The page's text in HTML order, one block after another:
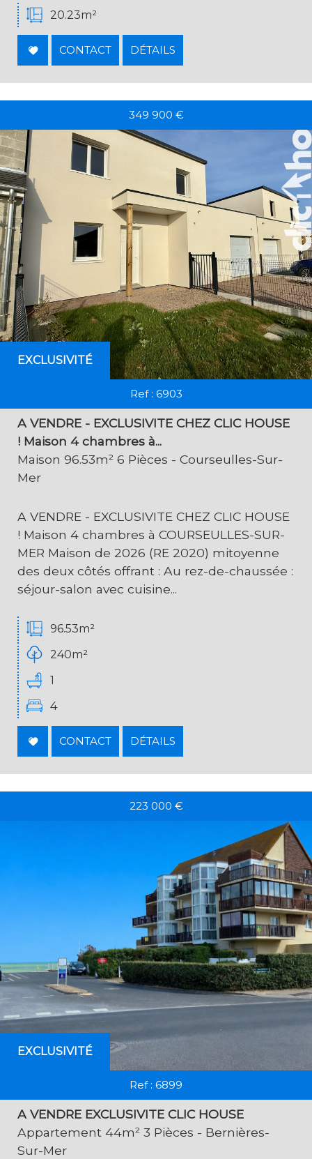
20.23m²
CONTACT DÉTAILS
EXCLUSIVITÉ
349 900 €
Ref : 6903
A VENDRE - EXCLUSIVITE CHEZ CLIC HOUSE
! Maison 4 chambres à...
Maison 96.53m² 6 Pièces - Courseulles-Sur-
Mer
A VENDRE - EXCLUSIVITE CHEZ CLIC HOUSE
! Maison 4 chambres à COURSEULLES-SUR-
MER Maison de 2026 (RE 2020) mitoyenne
des deux côtés offrant : Au rez-de-chaussée :
séjour-salon avec cuisine...
96.53m²
240m²
1
4
CONTACT DÉTAILS
EXCLUSIVITÉ
223 000 €
Ref : 6899
A VENDRE EXCLUSIVITE CLIC HOUSE
Appartement 44m² 3 Pièces - Bernières-
Sur-Mer